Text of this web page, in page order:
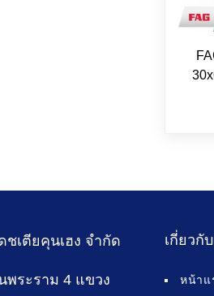
เตียคุนเฮง จำกัด
พระราม 4 แขวง
เกี่ยวกับ
หน้าแ